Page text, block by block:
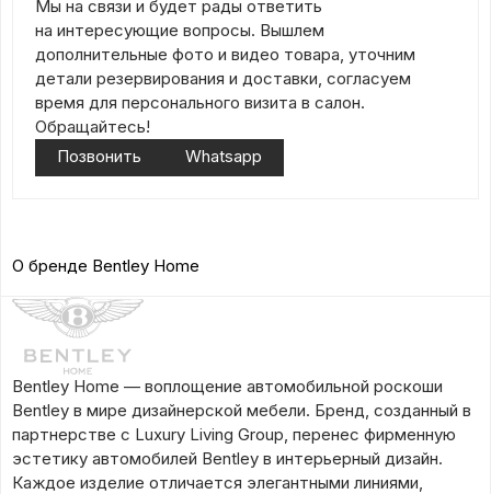
Мы на связи и будет рады ответить
на интересующие вопросы. Вышлем
дополнительные фото и видео товара, уточним
детали резервирования и доставки, согласуем
время для персонального визита в салон.
Обращайтесь!
Позвонить
Whatsapp
О бренде Bentley Home
Bentley Home — воплощение автомобильной роскоши
Bentley в мире дизайнерской мебели. Бренд, созданный в
партнерстве с Luxury Living Group, перенес фирменную
эстетику автомобилей Bentley в интерьерный дизайн.
Каждое изделие отличается элегантными линиями,